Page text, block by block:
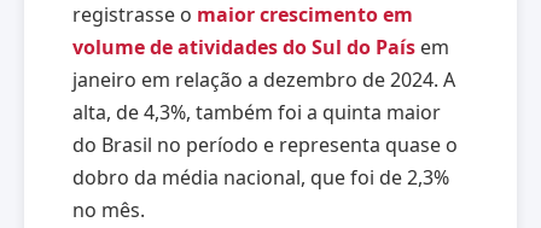
registrasse o maior crescimento em
volume de atividades do Sul do País em
janeiro em relação a dezembro de 2024. A
alta, de 4,3%, também foi a quinta maior
do Brasil no período e representa quase o
dobro da média nacional, que foi de 2,3%
no mês.